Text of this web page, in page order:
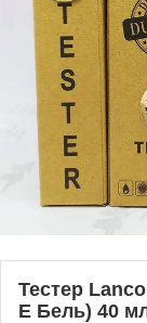
Тестер
Е Бель) 40